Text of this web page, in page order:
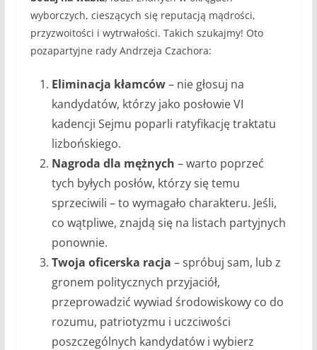
wyborczych, cieszących się reputacją mądrości,
przyzwoitości i wytrwałości. Takich szukajmy! Oto
pozapartyjne rady Andrzeja Czachora:
Eliminacja kłamców– nie głosuj na
kandydatów, którzy jako posłowie VI
kadencji Sejmu poparli ratyfikację traktatu
lizbońskiego.
Nagroda dla mężnych – warto poprzeć
tych byłych posłów, którzy się temu
sprzeciwili – to wymagało charakteru. Jeśli,
co wątpliwe, znajdą się na listach partyjnych
ponownie.
Twoja oficerska racja – spróbuj sam, lub z
gronem politycznych przyjaciół,
przeprowadzić wywiad środowiskowy co do
rozumu, patriotyzmu i uczciwości
poszczególnych kandydatów i wybierz